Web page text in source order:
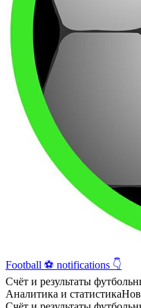
Football ⚽️ notifications 👇
Счёт и результаты
Аналитика и статистика